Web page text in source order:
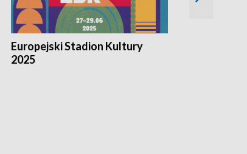
Europejski Stadion Kultury
2025